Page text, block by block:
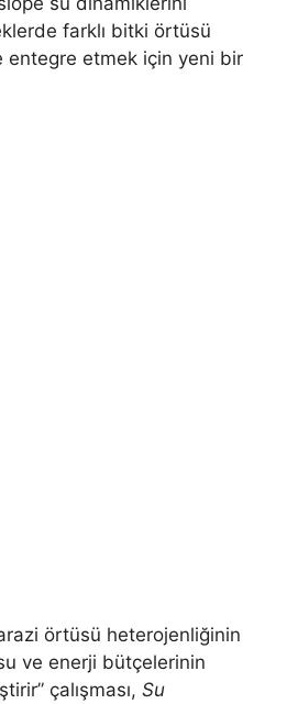
farklı bitki örtüsü
entegre etmek için yeni bir
örtüsü heterojenliğinin
ve enerji bütçelerinin
çalışması, Su